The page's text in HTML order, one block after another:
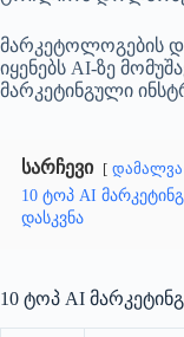
მარკეტოლოგების
იყენებს AI-ზე
მარკეტინგული
სარჩევი დამალვა
10 ტოპ AI
დასკვნა
10 ტოპ AI